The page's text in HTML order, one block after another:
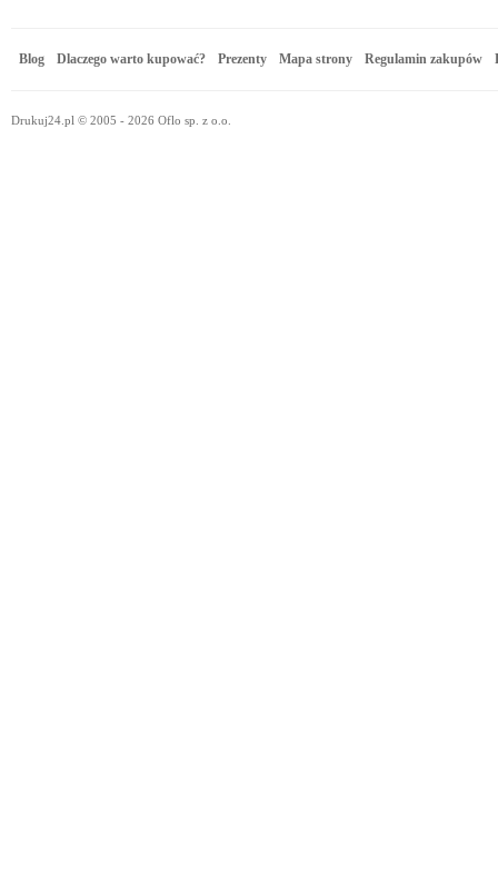
Blog Dlaczego warto kupować? Prezenty Mapa strony Regulamin zakupów
Drukuj24.pl © 2005 - 2026 Oflo sp. z o.o.